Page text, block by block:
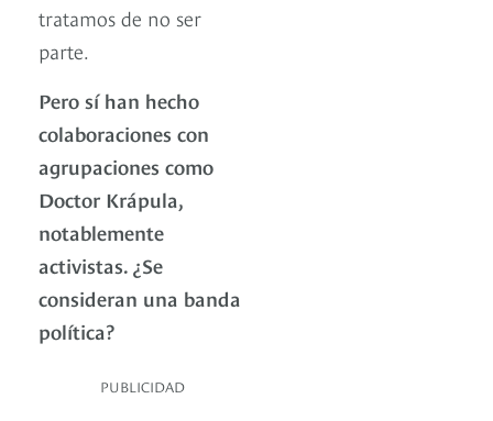
tratamos de no ser
parte.
Pero sí han hecho
colaboraciones con
agrupaciones como
Doctor Krápula,
notablemente
activistas. ¿Se
consideran una banda
política?
PUBLICIDAD